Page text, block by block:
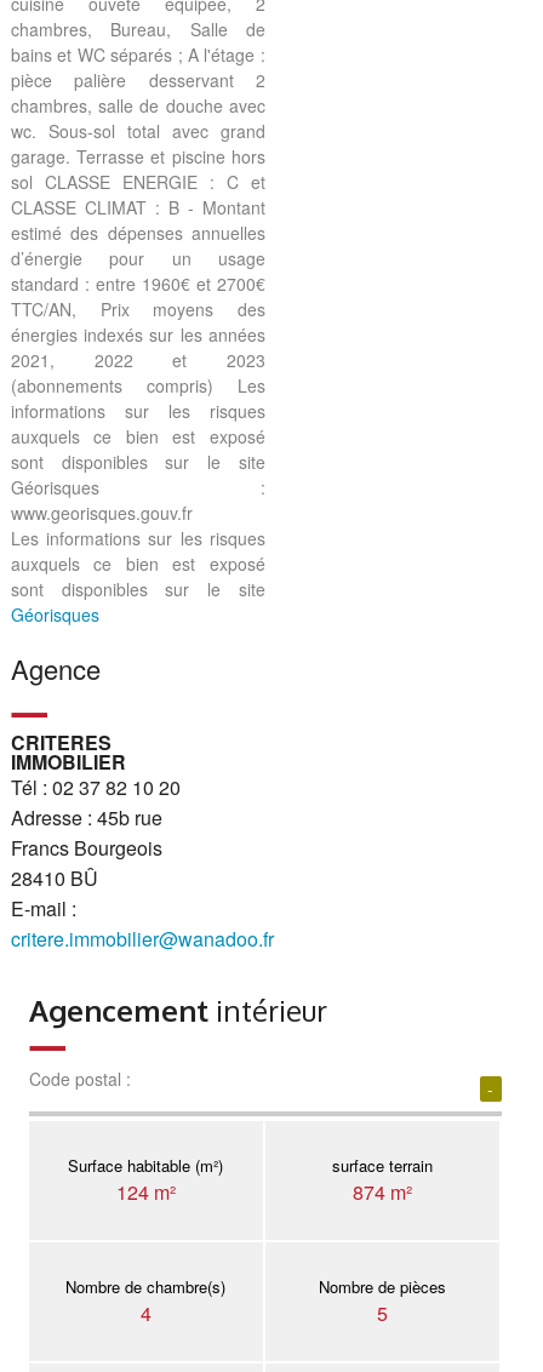
chambres, Bureau, Salle de
bains et WC séparés ; A l'étage :
pièce palière desservant 2
chambres, salle de douche avec
wc. Sous-sol total avec grand
garage. Terrasse et piscine hors
sol CLASSE ENERGIE : C et
CLASSE CLIMAT : B - Montant
estimé des dépenses annuelles
d’énergie pour un usage
standard : entre 1960€ et 2700€
TTC/AN, Prix moyens des
énergies indexés sur les années
2021, 2022 et 2023
(abonnements compris) Les
informations sur les risques
auxquels ce bien est exposé
sont disponibles sur le site
Géorisques :
www.georisques.gouv.fr
Les informations sur les risques
auxquels ce bien est exposé
sont disponibles sur le site
Géorisques
Agence
CRITERES
IMMOBILIER
Tél : 02 37 82 10 20
Adresse : 45b rue
Francs Bourgeois
28410 BÛ
E-mail :
critere.immobilier@wanadoo.fr
Agencement intérieur
Code postal : -
Surface habitable (m²)
124 m²
surface terrain
874 m²
Nombre de chambre(s)
4
Nombre de pièces
5